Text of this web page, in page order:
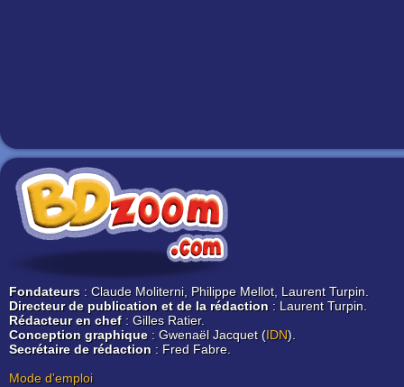
Fondateurs : Claude Moliterni, Philippe Mellot, Laurent Turpin.
Directeur de publication et de la rédaction : Laurent Turpin.
Rédacteur en chef: Gilles Ratier.
Conception graphique: Gwenaël Jacquet (IDN).
Secrétaire de rédaction : Fred Fabre.
Mode d'emploi